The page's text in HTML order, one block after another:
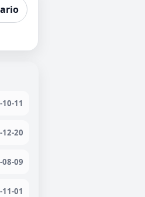
11
12-20
08-09
01